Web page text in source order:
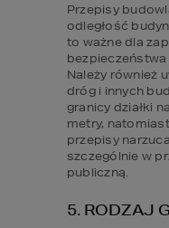
Przepisy
odległość
to ważne dla
bezpieczeństwa
Należy również
dróg i innych
granicy działki
metry,
przepisy
szczególnie w
publiczną.
5. RODZAJ